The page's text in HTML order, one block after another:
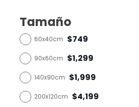
Tamaño
60x40cm $749
90x60cm $1,299
140x90cm $1,999
200x120cm $4,199